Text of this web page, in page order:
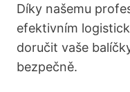
Díky našemu
efektivním
doručit vaše
bezpečně.